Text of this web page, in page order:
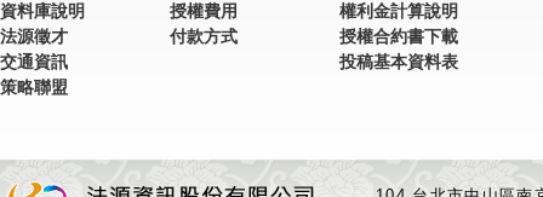
資料庫說明
法源徵才
交通資訊
策略聯盟
授權費用
付款方式
權利金計算說明
授權合約書下載
投稿基本資料表